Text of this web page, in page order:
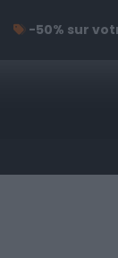
-50% sur